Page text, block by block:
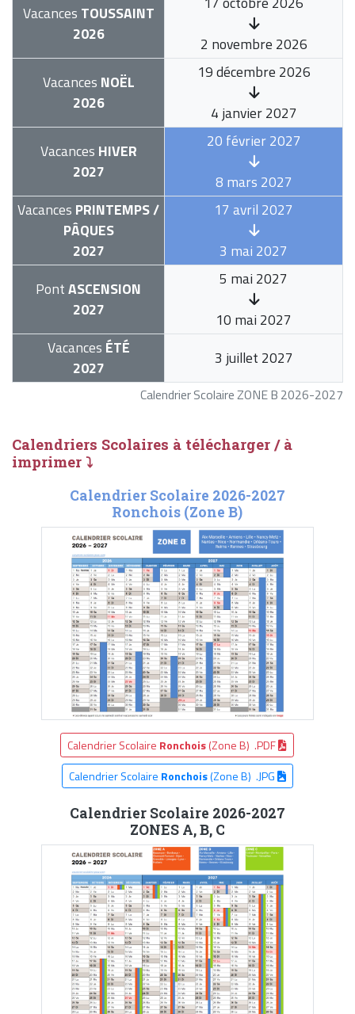
Calendrier Scolaire ZONE B 2026-2027
Vacances TOUSSAINT
2026
2 novembre 2026
Vacances NOËL
2026
19 décembre 2026
4 janvier 2027
Vacances HIVER
2027
20 février 2027
8 mars 2027
Vacances PRINTEMPS /
PÂQUES
2027
17 avril 2027
3 mai 2027
PontASCENSION
2027
5 mai 2027
10 mai 2027
Vacances ÉTÉ
2027
3 juillet 2027
Calendriers Scolaires à télécharger / à
imprimer ⤵
Calendrier Scolaire 2026-2027
Ronchois (Zone B)
Calendrier Scolaire Ronchois(Zone B) .PDF
Calendrier Scolaire Ronchois(Zone B) .JPG
Calendrier Scolaire 2026-2027
ZONES A, B, C